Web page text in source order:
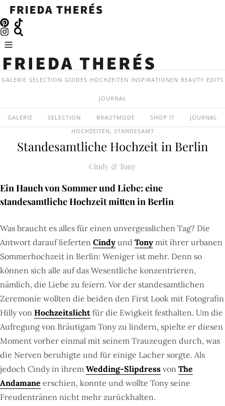
GALERIE SELECTION GUIDES HOCHZEITEN INSPIRATIONEN BEAUTY EDITS
JOURNAL
GALERIE SELECTION BRAUTMODE SHOP IT
JOURNAL
HOCHZEITEN, STANDESAMT
Standesamtliche Hochzeit in Berlin
Cindy & Tony
Ein Hauch von Sommer und Liebe: eine
standesamtliche Hochzeit mitten in Berlin
Was braucht es alles für einen unvergesslichen Tag? Die
Antwort darauf lieferten Cindy und Tony mit ihrer urbanen
Sommerhochzeit in Berlin: Weniger ist mehr. Denn so
können sich alle auf das Wesentliche konzentrieren,
nämlich, die Liebe zu feiern. Vor der standesamtlichen
Zeremonie wollten die beiden den First Look mit Fotografin
Hilly von Hochzeitslicht für die Ewigkeit festhalten. Um die
Aufregung von Bräutigam Tony zu lindern, spielte er diesen
Moment vorher einmal mit seinem Trauzeugen durch, was
die Nerven beruhigte und für einige Lacher sorgte. Als
jedoch Cindy in ihrem Wedding-Slipdress von The
Andamane erschien, konnte und wollte Tony seine
Freudentränen nicht mehr zurückhalten.